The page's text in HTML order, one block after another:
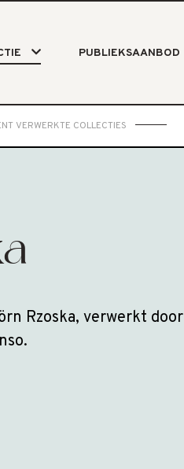
PUBLIEKSAANBOD
VERWERKTE COLLECTIES
Rzoska, verwerkt door